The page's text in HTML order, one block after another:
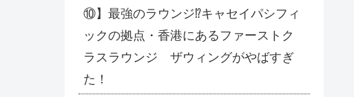
⑩】最強のラウンジ⁉キャセイパシフィ
ックの拠点・香港にあるファーストク
ラスラウンジ ザウィングがやばすぎ
た！